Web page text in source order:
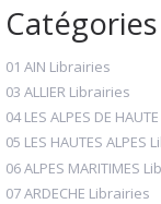
Catégories
01 AIN Librairies
03 ALLIER Librairies
04 LES ALPES DE
05 LES HAUTES ALPES
06 ALPES MARITIMES
07 ARDECHE Librairies